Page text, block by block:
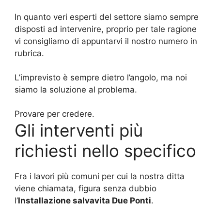
In quanto veri esperti del settore siamo sempre
disposti ad intervenire, proprio per tale ragione
vi consigliamo di appuntarvi il nostro numero in
rubrica.
L’imprevisto è sempre dietro l’angolo, ma noi
siamo la soluzione al problema.
Provare per credere.
Gli interventi più
richiesti nello specifico
Fra i lavori più comuni per cui la nostra ditta
viene chiamata, figura senza dubbio
l’Installazione salvavita Due Ponti.